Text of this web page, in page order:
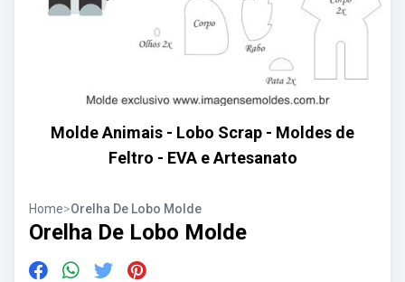
Molde Animais - Lobo Scrap - Moldes de
Feltro - EVA e Artesanato
Home>Orelha De Lobo Molde
Orelha De Lobo Molde